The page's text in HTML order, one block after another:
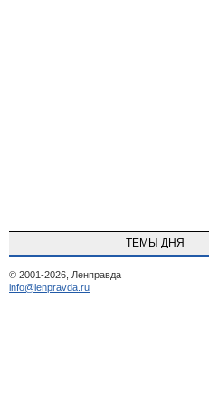
ТЕМЫ ДНЯ
© 2001-2026, Ленправда
info@lenpravda.ru